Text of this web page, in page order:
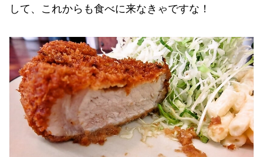
して、これからも食べに来なきゃですな！